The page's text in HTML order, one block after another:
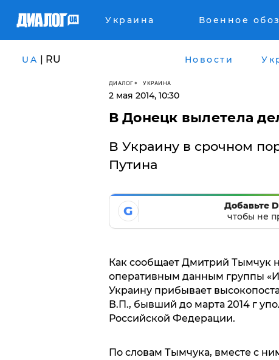
Украина Военное
UA | RU Новости
ДИАЛОГ УКРАИНА
2 мая 2014, 10:30
В Донецк вылетела
В Украину в срочном
Путина
G
Добавьте
чтобы не
Как сообщает Дмитрий Тымчук
оперативным данным группы
Украину прибывает
В.П., бывший до марта 2014 г
Российской Федерации.
По словам Тымчука, вместе с